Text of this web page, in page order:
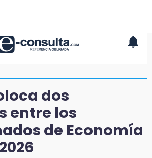
dos
entre los
de Economía